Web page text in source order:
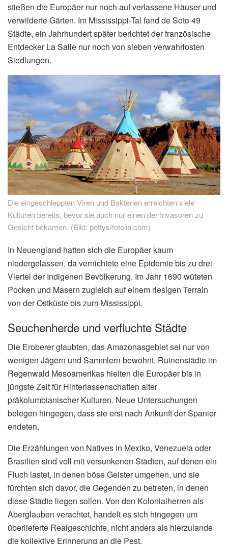
stießen die Europäer nur noch auf verlassene Häuser und
verwilderte Gärten. Im Mississippi-Tal fand de Soto 49
Städte, ein Jahrhundert später berichtet der französische
Entdecker La Salle nur noch von sieben verwahrlosten
Siedlungen.
Die eingeschleppten Viren und Bakterien erreichten viele
Kulturen bereits, bevor sie auch nur einen der Invasoren zu
Gesicht bekamen. (Bild: pettys/fotolia.com)
In Neuengland hatten sich die Europäer kaum
niedergelassen, da vernichtete eine Epidemie bis zu drei
Viertel der Indigenen Bevölkerung. Im Jahr 1690 wüteten
Pocken und Masern zugleich auf einem riesigen Terrain
von der Ostküste bis zum Mississippi.
Seuchenherde und verfluchte Städte
Die Eroberer glaubten, das Amazonasgebiet sei nur von
wenigen Jägern und Sammlern bewohnt. Ruinenstädte im
Regenwald Mesoamerikas hielten die Europäer bis in
jüngste Zeit für Hinterlassenschaften alter
präkolumbianischer Kulturen. Neue Untersuchungen
belegen hingegen, dass sie erst nach Ankunft der Spanier
endeten.
Die Erzählungen von Natives in Mexiko, Venezuela oder
Brasilien sind voll mit versunkenen Städten, auf denen ein
Fluch lastet, in denen böse Geister umgehen, und sie
fürchten sich davor, die Gegenden zu betreten, in denen
diese Städte liegen sollen. Von den Kolonialherren als
Aberglauben verachtet, handelt es sich hingegen um
überlieferte Realgeschichte, nicht anders als hierzulande
die kollektive Erinnerung an die Pest.